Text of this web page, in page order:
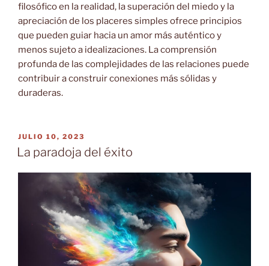
filosófico en la realidad, la superación del miedo y la
apreciación de los placeres simples ofrece principios
que pueden guiar hacia un amor más auténtico y
menos sujeto a idealizaciones. La comprensión
profunda de las complejidades de las relaciones puede
contribuir a construir conexiones más sólidas y
duraderas.
PUBLICADO
EL
JULIO 10, 2023
La paradoja del éxito